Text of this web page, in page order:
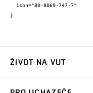
}
ŽIVOT NA VUT